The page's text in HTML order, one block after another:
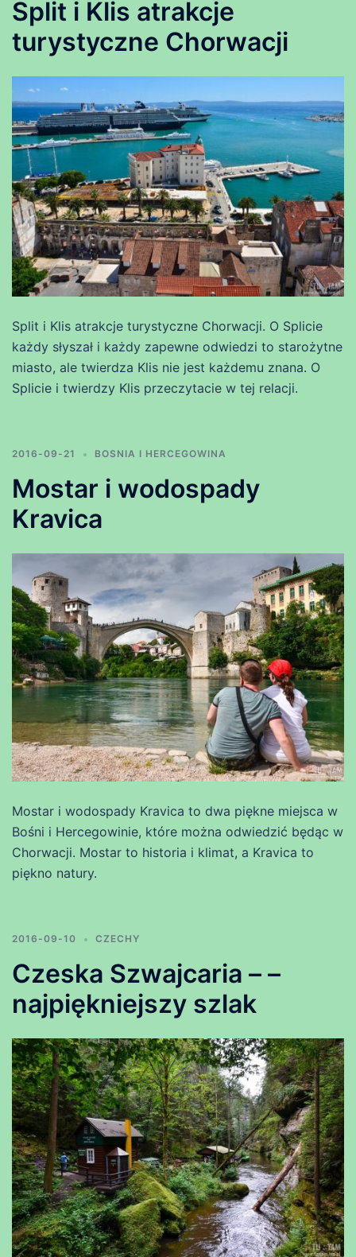
Split i Klis atrakcje
turystyczne Chorwacji
Split i Klis atrakcje turystyczne Chorwacji. O Splicie
każdy słyszał i każdy zapewne odwiedzi to starożytne
miasto, ale twierdza Klis nie jest każdemu znana. O
Splicie i twierdzy Klis przeczytacie w tej relacji.
2016-09-21 BOSNIA I HERCEGOWINA
Mostar i wodospady
Kravica
Mostar i wodospady Kravica to dwa piękne miejsca w
Bośni i Hercegowinie, które można odwiedzić będąc w
Chorwacji. Mostar to historia i klimat, a Kravica to
piękno natury.
2016-09-10 CZECHY
Czeska Szwajcaria – –
najpiękniejszy szlak